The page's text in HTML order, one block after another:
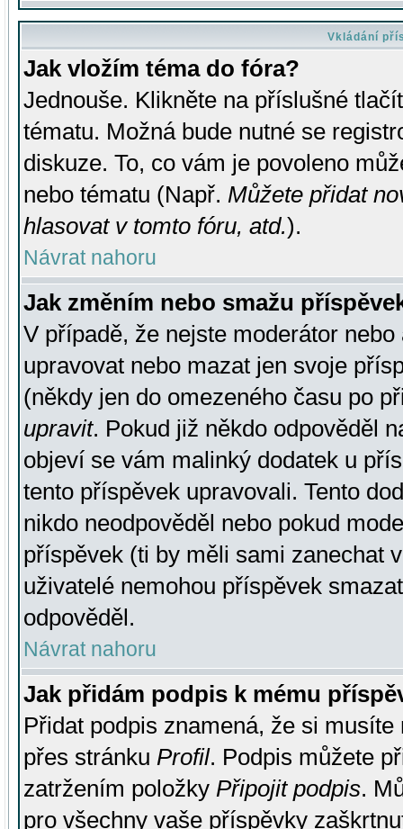
Vkládání
Jak vložím téma do fóra?
Jednouše. Klikněte na příslušné
tématu. Možná bude nutné se
diskuze. To, co vám je povoleno
nebo tématu (Např. Můžete přidat
hlasovat v tomto fóru, atd.).
Návrat nahoru
Jak změním nebo smažu
V případě, že nejste moderátor
upravovat nebo mazat jen svoje
(někdy jen do omezeného času po
upravit. Pokud již někdo odpověděl
objeví se vám malinký dodatek u
tento příspěvek upravovali. Tento
nikdo neodpověděl nebo pokud
příspěvek (ti by měli sami zanechat
uživatelé nemohou příspěvek
odpověděl.
Návrat nahoru
Jak přidám podpis k mému
Přidat podpis znamená, že si
přes stránku Profil. Podpis můžete
zatržením položky Připojit podpis.
pro všechny vaše příspěvky